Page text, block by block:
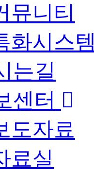
뮤니티
화시스템
는길
센터
도자료
료실